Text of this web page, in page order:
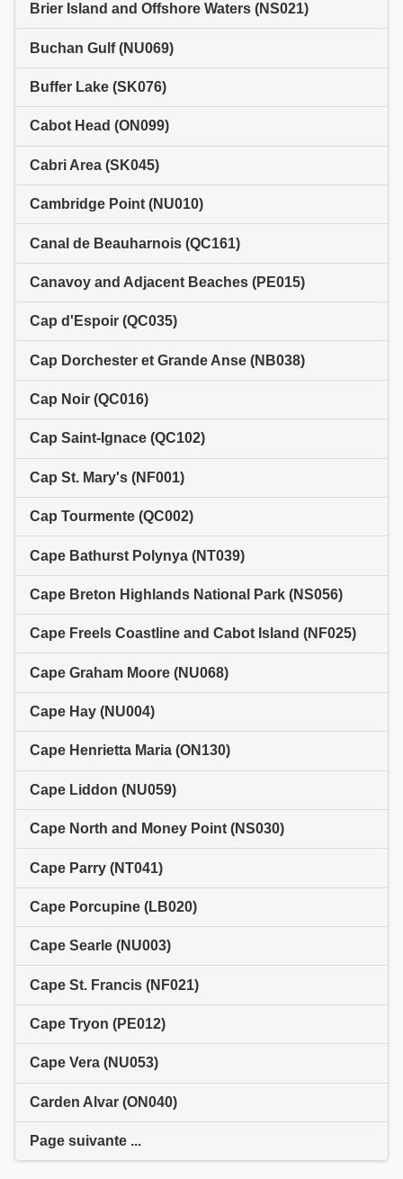
Brier Island and Offshore Waters (NS021)
Buchan Gulf (NU069)
Buffer Lake (SK076)
Cabot Head (ON099)
Cabri Area (SK045)
Cambridge Point (NU010)
Canal de Beauharnois (QC161)
Canavoy and Adjacent Beaches (PE015)
Cap d'Espoir (QC035)
Cap Dorchester et Grande Anse (NB038)
Cap Noir (QC016)
Cap Saint-Ignace (QC102)
Cap St. Mary's (NF001)
Cap Tourmente (QC002)
Cape Bathurst Polynya (NT039)
Cape Breton Highlands National Park (NS056)
Cape Freels Coastline and Cabot Island (NF025)
Cape Graham Moore (NU068)
Cape Hay (NU004)
Cape Henrietta Maria (ON130)
Cape Liddon (NU059)
Cape North and Money Point (NS030)
Cape Parry (NT041)
Cape Porcupine (LB020)
Cape Searle (NU003)
Cape St. Francis (NF021)
Cape Tryon (PE012)
Cape Vera (NU053)
Carden Alvar (ON040)
Page suivante ...